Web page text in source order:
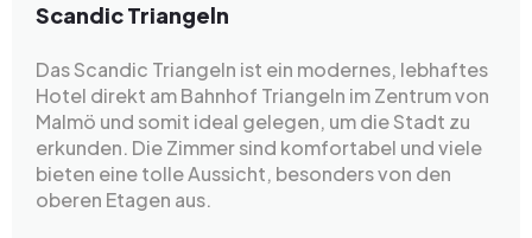
Scandic Triangeln
Das Scandic Triangeln ist ein modernes, lebhaftes
Hotel direkt am Bahnhof Triangeln im Zentrum von
Malmö und somit ideal gelegen, um die Stadt zu
erkunden. Die Zimmer sind komfortabel und viele
bieten eine tolle Aussicht, besonders von den
oberen Etagen aus.